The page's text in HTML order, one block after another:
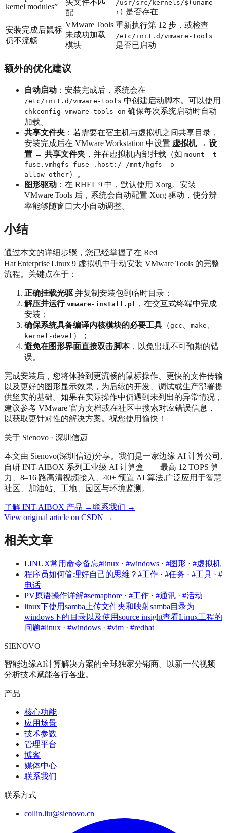
kernel modules”
头文件不匹
配
/usr/src/kernels/$(uname -
r) 是否存在
安装完成后鼠标
仍不流畅
VMware Tools
未成功加载
模块
重新执行第 12 步，或检查
/etc/init.d/vmware-tools
是否已启动
额外的优化建议
自动启动 ：安装完成后，系统会在
/etc/init.d/vmware-tools 中创建启动脚本。可以使用
chkconfig vmware-tools on 确保每次系统启动时自动
加载。
共享文件夹 ：若需要在宿主机与虚拟机之间共享目录，
安装完成后在 VMware Workstation 中设置 虚拟机 → 设
置 → 共享文件夹 ，并在虚拟机内部挂载（如 mount -t
fuse.vmhgfs-fuse .host:/ /mnt/hgfs -o
allow_other）。
图形驱动 ：在 RHEL 9 中，默认使用 Xorg。安装
VMware Tools 后，系统会自动配置 Xorg 驱动，使分辨
率能够随窗口大小自动调整。
小结
通过本文的详细步骤，您已经掌握了在 Red
Hat Enterprise Linux 9 虚拟机中手动安装 VMware Tools 的完整
流程。关键点在于：
正确挂载光驱 并复制安装包到临时目录；
解压并运行 vmware-install.pl ，在交互式终端中完成
安装；
确保系统具备编译内核模块的必要工具 （gcc make
kernel-devel ）；
避免在图形界面直接双击脚本，以免出现不可预期的错
误。
完成安装后，您将体验到更流畅的鼠标操作、更快的文件传输
以及更好的图形显示效果，为后续的开发、调试或生产部署提
供坚实的基础。如果在实际操作中仍遇到未列出的异常情况，
建议参考 VMware 官方文档或在社区中搜索对应错误信息，
以获取更针对性的解决方案。祝您使用愉快！
关于 Sienovo · 深圳信迈
本文由 Sienovo(深圳信迈)分享。我们是一家边缘 AI 计算公司,
自研 INT-AIBOX 系列工业级 AI 计算盒——最高 12 TOPS 算
力、8–16 路高清视频接入、40+ 预置 AI 算法,广泛应用于智慧
社区、加油站、工地、园区与环境监测。
了解 INT-AIBOX 产品 →联系我们 →
View original article on CSDN →
相关文章
LINUX常用命令备忘#linux · #windows · #图形 · #虚拟机
程序员如何管理好自己的思维？ #工作 · #任务 · #工具 · #
电话
PV原语操作详解#semaphore · #工作 · #通讯 · #活动
linux下使用samba上传文件夹和映射samba目录为
windows下的目录以及使用source insight查看Linux工程的
问题#linux · #windows · #vim · #redhat
SIENOVO
智能边缘AI计算解决方案的全球独家分销商。以新一代视频
分析技术赋能各行各业。
产品
核心功能
应用场景
技术参数
管理平台
博客
媒体中心
联系我们
联系方式
collin.liu@sienovo.cn